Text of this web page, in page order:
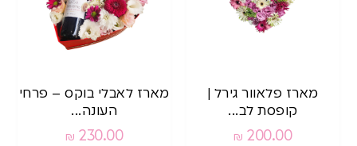
מארז פלאוור גירל |
קופסת לב...
200.00
₪
מארז לאבלי בוקס – פרחי
העונה...
230.00
₪